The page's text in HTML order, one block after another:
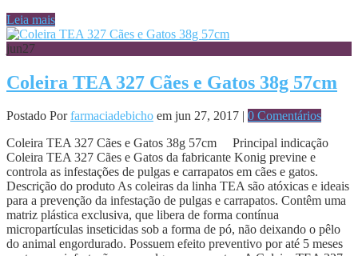
Leia mais
jun27
Coleira TEA 327 Cães e Gatos 38g 57cm
Postado Porfarmaciadebicho em jun 27, 2017 | 0 Comentários
Coleira TEA 327 Cães e Gatos 38g 57cm Principal indicação
Coleira TEA 327 Cães e Gatos da fabricante Konig previne e
controla as infestações de pulgas e carrapatos em cães e gatos.
Descrição do produto As coleiras da linha TEA são atóxicas e ideais
para a prevenção da infestação de pulgas e carrapatos. Contêm uma
matriz plástica exclusiva, que libera de forma contínua
micropartículas inseticidas sob a forma de pó, não deixando o pêlo
do animal engordurado. Possuem efeito preventivo por até 5 meses